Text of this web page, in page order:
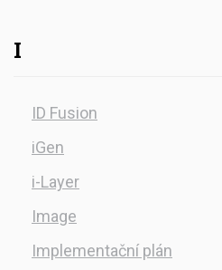
I
ID Fusion
iGen
i-Layer
Image
Implementační plán